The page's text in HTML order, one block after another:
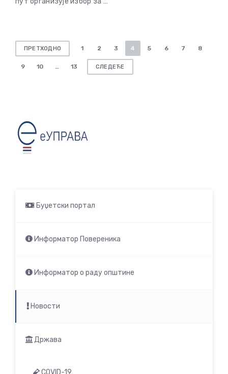
Пагинација
чланака
ПРЕТХОДНО 1 2 3 4 5 6 7 8
9 10 … 13 СЛЕДЕЋЕ
Буџетски портал
Информатор Повереника
Информатор о раду општине
Новости
Држава